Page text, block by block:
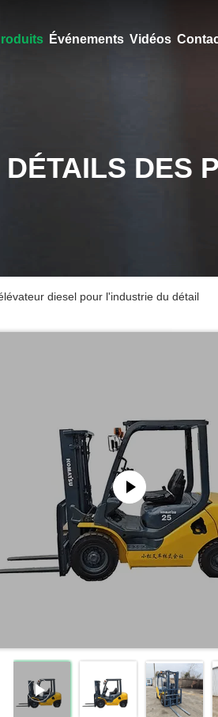
Événements Vidéos
DÉTAILS DES
diesel pour l'industrie du détail